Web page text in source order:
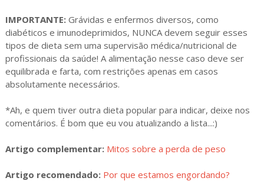
IMPORTANTE:Grávidas e enfermos diversos, como
diabéticos e imunodeprimidos, NUNCA devem seguir esses
tipos de dieta sem uma supervisão médica/nutricional de
profissionais da saúde! A alimentação nesse caso deve ser
equilibrada e farta, com restrições apenas em casos
absolutamente necessários.
*Ah, e quem tiver outra dieta popular para indicar, deixe nos
comentários. É bom que eu vou atualizando a lista...:)
Artigo complementar: Mitos sobre a perda de peso
Artigo recomendado: Por que estamos engordando?